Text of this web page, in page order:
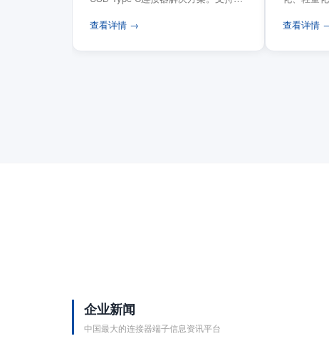
查看详情 → 查看详情
企业新闻
中国最大的连接器端子信息资讯平台